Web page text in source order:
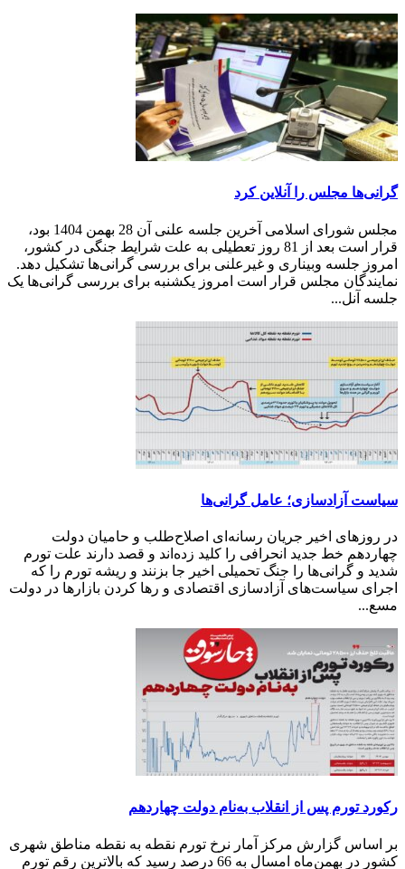
گرانی‌ها مجلس را آنلاین کرد
مجلس شورای اسلامی آخرین جلسه علنی آن 28 بهمن 1404 بود،
قرار است بعد از 81 روز تعطیلی به علت شرایط جنگی در کشور،
امروز جلسه وبیناری و غیرعلنی برای بررسی گرانی‌ها تشکیل دهد.
نمایندگان مجلس قرار است امروز یکشنبه برای بررسی گرانی‌ها یک
جلسه آنل...
سیاست آزادسازی؛ عامل گرانی‌ها
در روزهای اخیر جریان رسانه‌ای اصلاح‌طلب و حامیان دولت
چهاردهم خط جدید انحرافی را کلید زده‌اند و قصد دارند علت تورم
شدید و گرانی‌ها را جنگ تحمیلی اخیر جا بزنند و ریشه تورم را که
اجرای سیاست‌های آزادسازی اقتصادی و رها کردن بازارها در دولت
مسع...
رکورد تورم پس‌ از انقلاب به‌نام دولت چهاردهم
بر اساس گزارش مرکز آمار نرخ تورم نقطه به نقطه مناطق شهری
کشور در بهمن‌ماه امسال به 66 درصد رسید که بالاترین رقم تورم